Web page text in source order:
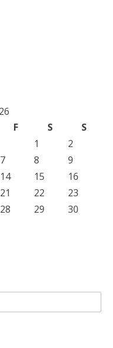
F S
S
1
2
7 8
9
14 15
16
21 22
23
28 29
30